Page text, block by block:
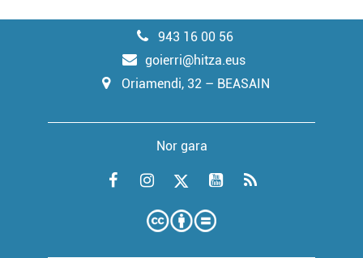
943 16 00 56
goierri@hitza.eus
Oriamendi, 32 – BEASAIN
Nor gara